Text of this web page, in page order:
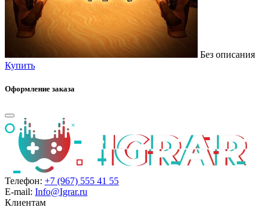
Без описания
Купить
Оформление заказа
Телефон: +7 (967) 555 41 55
E-mail: Info@Igrar.ru
Клиентам